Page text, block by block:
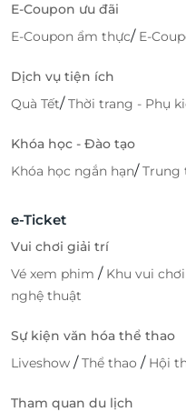
E-Coupon ưu đãi
E-Coupon ẩm thực/ E-
Dịch vụ tiện ích
Quà Tết/Thời trang - Phụ
Khóa học - Đào tạo
Khóa học ngắn hạn/Trung
e-Ticket
Vui chơi giải trí
Vé xem phim / Khu vui chơi
nghệ thuật
Sự kiện văn hóa thể thao
Liveshow /Thể thao / Hội
Tham quan du lịch